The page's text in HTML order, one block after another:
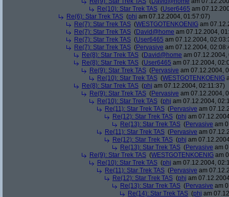
Re(10): Star Trek TAS (User6465 am
Re(6): Star Trek TAS (phj am 07.12.2004, 01:57:07)
Re(7): Star Trek TAS (WESTGOTENKOENIG am
Re(7): Star Trek TAS (David@home am 07.12.2004,
Re(7): Star Trek TAS (User6465 am 07.12.2004,
Re(7): Star Trek TAS (Pervasive am 07.12.2004,
Re(8): Star Trek TAS (David@home am 07.12.2004,
Re(8): Star Trek TAS (User6465 am 07.12.2004,
Re(9): Star Trek TAS (Pervasive am 07.12.2004,
Re(10): Star Trek TAS (WESTGOTENKOENIG
Re(8): Star Trek TAS (phj am 07.12.2004, 02:11:37)
Re(9): Star Trek TAS (Pervasive am 07.12.2004,
Re(10): Star Trek TAS (phj am 07.12.2004,
Re(11): Star Trek TAS (Pervasive am
Re(12): Star Trek TAS (phj am
Re(13): Star Trek TAS (Pervasive am
Re(11): Star Trek TAS (Pervasive am
Re(12): Star Trek TAS (phj am
Re(13): Star Trek TAS (Pervasive am
Re(9): Star Trek TAS (WESTGOTENKOENIG am
Re(10): Star Trek TAS (phj am 07.12.2004,
Re(11): Star Trek TAS (Pervasive am
Re(12): Star Trek TAS (phj am
Re(13): Star Trek TAS (Pervasive am
Re(14): Star Trek TAS (phj am